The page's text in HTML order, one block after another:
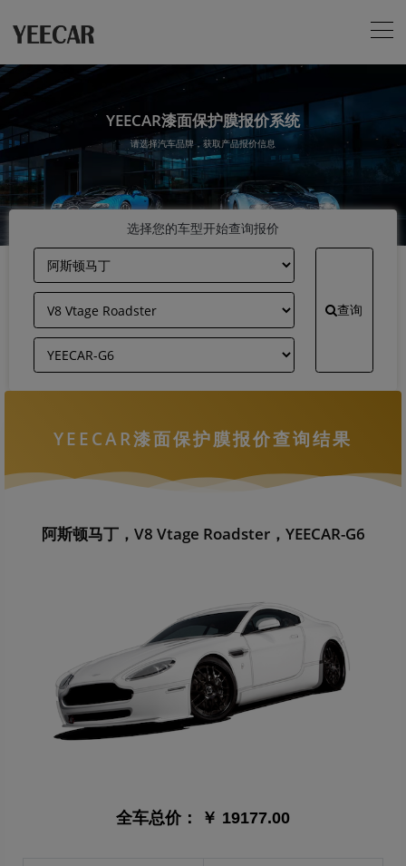
YEECAR漆面保护膜报价系统
请选择汽车品牌，获取产品报价信息
选择您的车型开始查询报价
查询
YEECAR漆面保护膜报价查询结果
阿斯顿马丁，V8 Vtage Roadster，YEECAR-G6
全车总价： ￥ 19177.00